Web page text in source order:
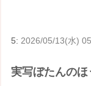
5: 2026/05/13(水)
実写ぼたんの